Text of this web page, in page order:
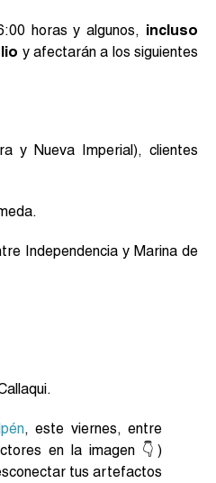
horas y algunos, incluso
y afectarán a los siguientes
y Nueva Imperial), clientes
Independencia y Marina de
, este viernes, entre
en la imagen 👇)
tus artefactos